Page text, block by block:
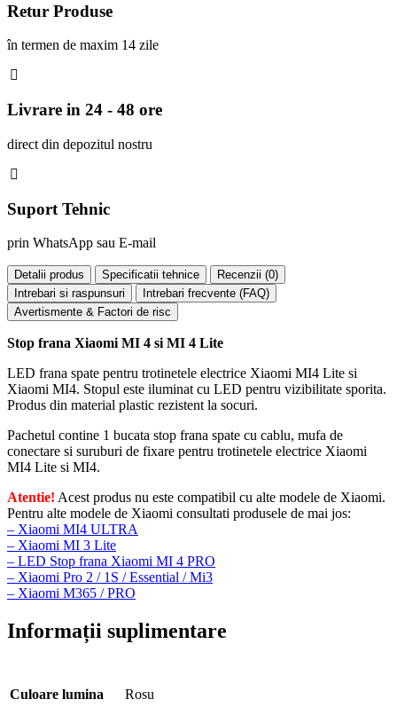
Retur Produse
în termen de maxim 14 zile
Livrare in 24 - 48 ore
direct din depozitul nostru
Suport Tehnic
prin WhatsApp sau E-mail
Detalii produs Specificatii tehnice Recenzii (0)
Intrebari si raspunsuri
Intrebari frecvente (FAQ)
Avertismente & Factori de risc
Stop frana Xiaomi MI 4 si MI 4 Lite
LED frana spate pentru trotinetele electrice Xiaomi MI4 Lite si
Xiaomi MI4. Stopul este iluminat cu LED pentru vizibilitate sporita.
Produs din material plastic rezistent la socuri.
Pachetul contine 1 bucata stop frana spate cu cablu, mufa de
conectare si suruburi de fixare pentru trotinetele electrice Xiaomi
MI4 Lite si MI4.
Atentie! Acest produs nu este compatibil cu alte modele de Xiaomi.
Pentru alte modele de Xiaomi consultati produsele de mai jos:
– Xiaomi MI4 ULTRA
– Xiaomi MI 3 Lite
– LED Stop frana Xiaomi MI 4 PRO
– Xiaomi Pro 2 / 1S / Essential / Mi3
– Xiaomi M365 / PRO
Informații suplimentare
Culoare lumina Rosu